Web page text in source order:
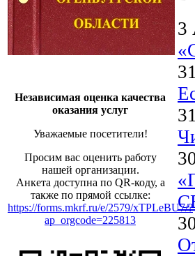
Независимая оценка качества
оказания услуг
Уважаемые посетители!
Просим вас оценить работу
нашей организации.
Анкета доступна по QR-коду, а
также по прямой ссылке:
https://forms.mkrf.ru/e/2579/xTPLeBU7/?
ap_orgcode=225813
3